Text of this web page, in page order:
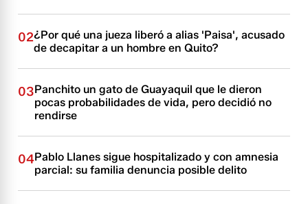
02¿Por qué una jueza liberó a alias 'Paisa', acusado
de decapitar a un hombre en Quito?
03Panchito un gato de Guayaquil que le dieron
pocas probabilidades de vida, pero decidió no
rendirse
04Pablo Llanes sigue hospitalizado y con amnesia
parcial: su familia denuncia posible delito